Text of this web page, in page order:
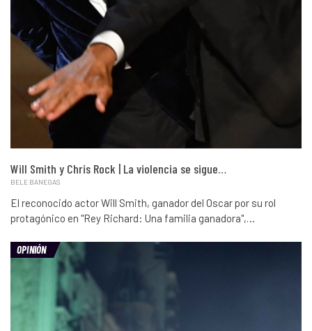
Will Smith y Chris Rock | La violencia se sigue…
BELE BANEGAS
El reconocido actor Will Smith, ganador del Oscar por su rol
protagónico en "Rey Richard: Una familia ganadora",…
OPINIÓN